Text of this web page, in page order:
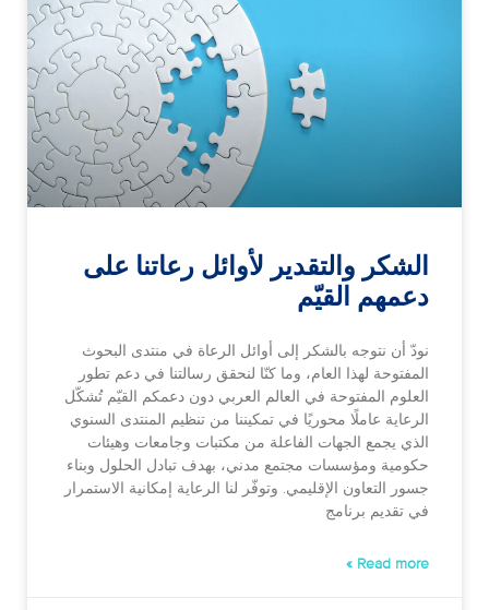
الشكر والتقدير لأوائل رعاتنا على
دعمهم القيّم
نودّ أن نتوجه بالشكر إلى أوائل الرعاة في منتدى البحوث
المفتوحة لهذا العام، وما كنّا لنحقق رسالتنا في دعم تطور
العلوم المفتوحة في العالم العربي دون دعمكم القيّم تُشكّل
الرعاية عاملًا محوريًا في تمكيننا من تنظيم المنتدى السنوي
الذي يجمع الجهات الفاعلة من مكتبات وجامعات وهيئات
حكومية ومؤسسات مجتمع مدني، بهدف تبادل الحلول وبناء
جسور التعاون الإقليمي. وتوفّر لنا الرعاية إمكانية الاستمرار
في تقديم برنامج
Read more »